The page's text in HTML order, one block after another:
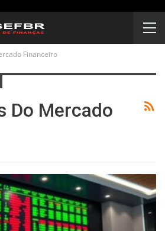
Financeiro
Do Mercado